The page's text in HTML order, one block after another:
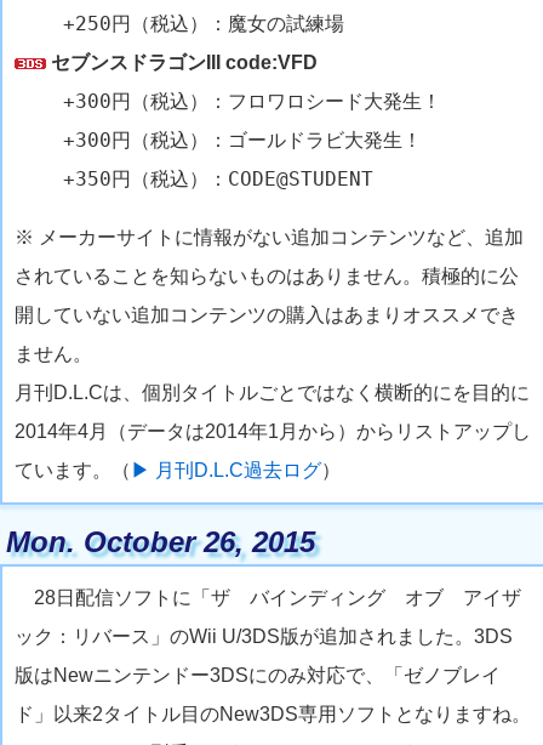
+250円（税込）：魔女の試練場
セブンスドラゴンIII code:VFD
+300円（税込）：フロワロシード大発生！
+300円（税込）：ゴールドラビ大発生！
+350円（税込）：CODE@STUDENT
※ メーカーサイトに情報がない追加コンテンツなど、追加
されていることを知らないものはありません。積極的に公
開していない追加コンテンツの購入はあまりオススメでき
ません。
月刊D.L.Cは、個別タイトルごとではなく横断的にを目的に
2014年4月（データは2014年1月から）からリストアップし
ています。（ ▶ 月刊D.L.C過去ログ）
Mon. October 26, 2015
28日配信ソフトに「ザ バインディング オブ アイザ
ック：リバース」のWii U/3DS版が追加されました。3DS
版はNewニンテンドー3DSにのみ対応で、「ゼノブレイ
ド」以来2タイトル目のNew3DS専用ソフトとなりますね。